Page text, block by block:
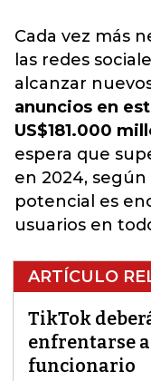
Cada vez más
las redes
alcanzar
anuncios en
US$181.000
espera que
en 2024, según
potencial es
usuarios en
ARTÍCULO
TikTok
enfrentarse
funcionario